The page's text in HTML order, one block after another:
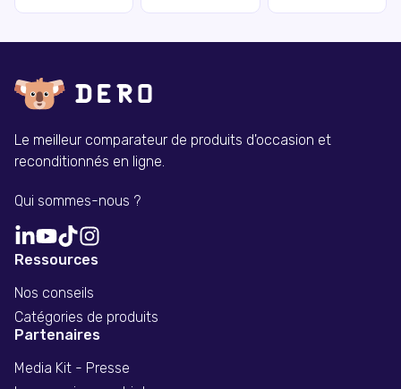
Le meilleur comparateur de produits d'occasion et
reconditionnés en ligne.
Qui sommes-nous ?
Ressources
Nos conseils
Catégories de produits
Partenaires
Media Kit - Presse